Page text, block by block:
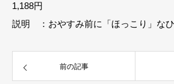
1,188円
説明 ：おやすみ前に「ほっこり」な
前の記事